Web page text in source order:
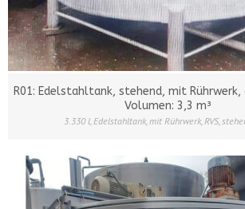
R01: Edelstahltank, stehend, mit
Volumen: 3,3 m³
3.330 l,Edelstahltank,mit Rührwerk,RVS,